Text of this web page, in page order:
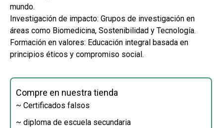
Compre en nuestra tienda
~ Certificados falsos
~ diploma de escuela secundaria
mundo.
Investigación de impacto: Grupos de investigación en
áreas como Biomedicina, Sostenibilidad y Tecnología.
Formación en valores: Educación integral basada en
principios éticos y compromiso social.